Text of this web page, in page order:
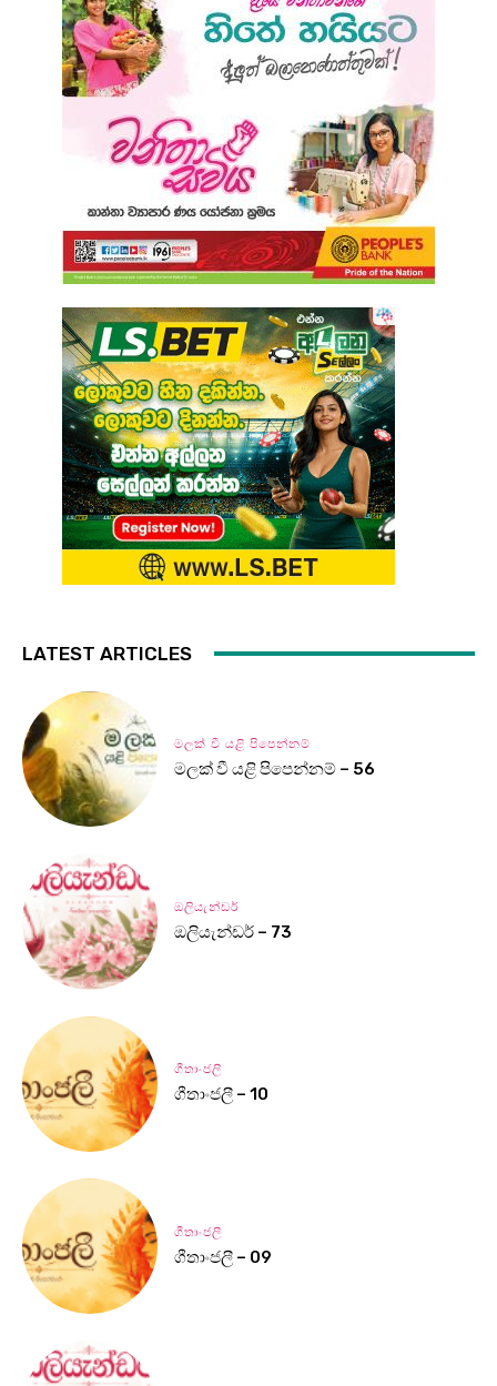
LATEST ARTICLES
මලක් වී යළි පිපෙන්නම්
මලක් වී යළි පිපෙන්නම් – 56
ඔලියැන්ඩර්
ඔලියැන්ඩර් – 73
ගීතාංජලී
ගීතාංජලී – 10
ගීතාංජලී
ගීතාංජලී – 09